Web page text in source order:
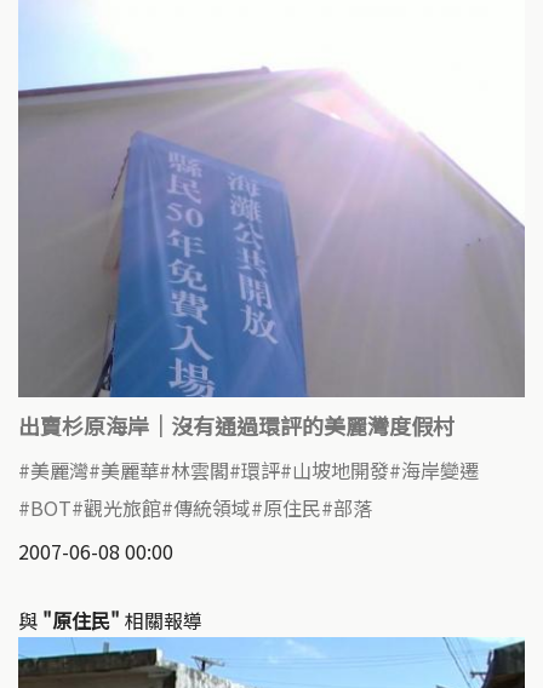
出賣杉原海岸｜沒有通過環評的美麗灣度假村
美麗灣 美麗華 林雲閣 環評 山坡地開發 海岸變遷
BOT 觀光旅館 傳統領域 原住民 部落
2007-06-08 00:00
與 "原住民" 相關報導